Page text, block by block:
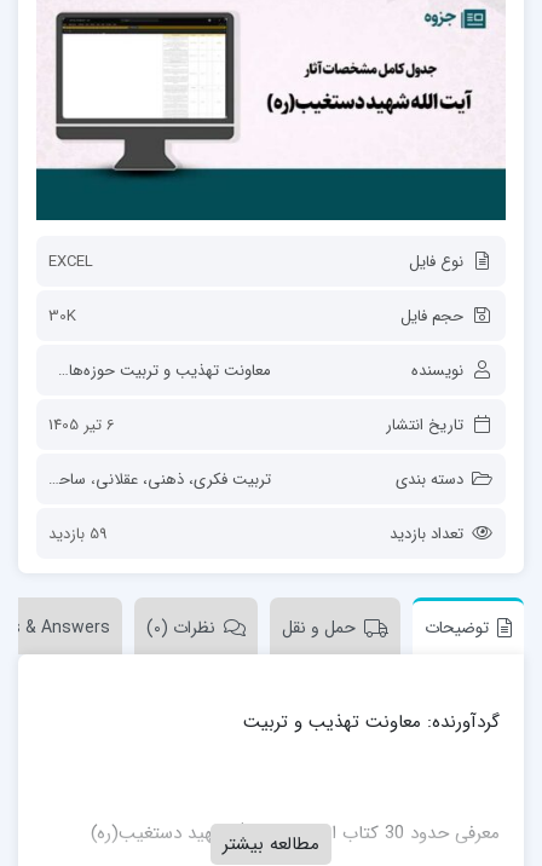
نوع فایل EXCEL
حجم فایل 30K
نویسنده معاونت تهذیب و تربیت حوزه‌های علمیه
تاریخ انتشار 6 تیر 1405
دسته بندی تربیت فکری، ذهنی، عقلانی، ساحت‌های تربیت
تعداد بازدید 59 بازدید
توضیحات حمل و نقل نظرات (0) & Answers
گردآورنده: معاونت تهذیب و تربیت
معرفی حدود 30 کتاب از آثار ایت الله شهید دستغیب(ره) مطالعه بیشتر